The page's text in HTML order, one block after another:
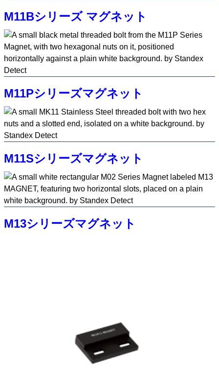
M11Bシリーズ マグネット
M11Pシリーズマグネット
M11Sシリーズマグネット
M13シリーズマグネット